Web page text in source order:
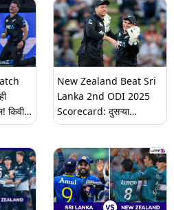
किवी
सुपरमॅन,
New Zealand Beat Sri
Lanka 2nd ODI 2025
Scorecard: दुसऱ्या
एकदिवसीय सामन्यात न्यूझीलंडने
पराभव, मालिकेत 2-0 ची आघाडी